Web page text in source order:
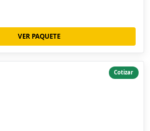
VER PAQUETE
Cotizar